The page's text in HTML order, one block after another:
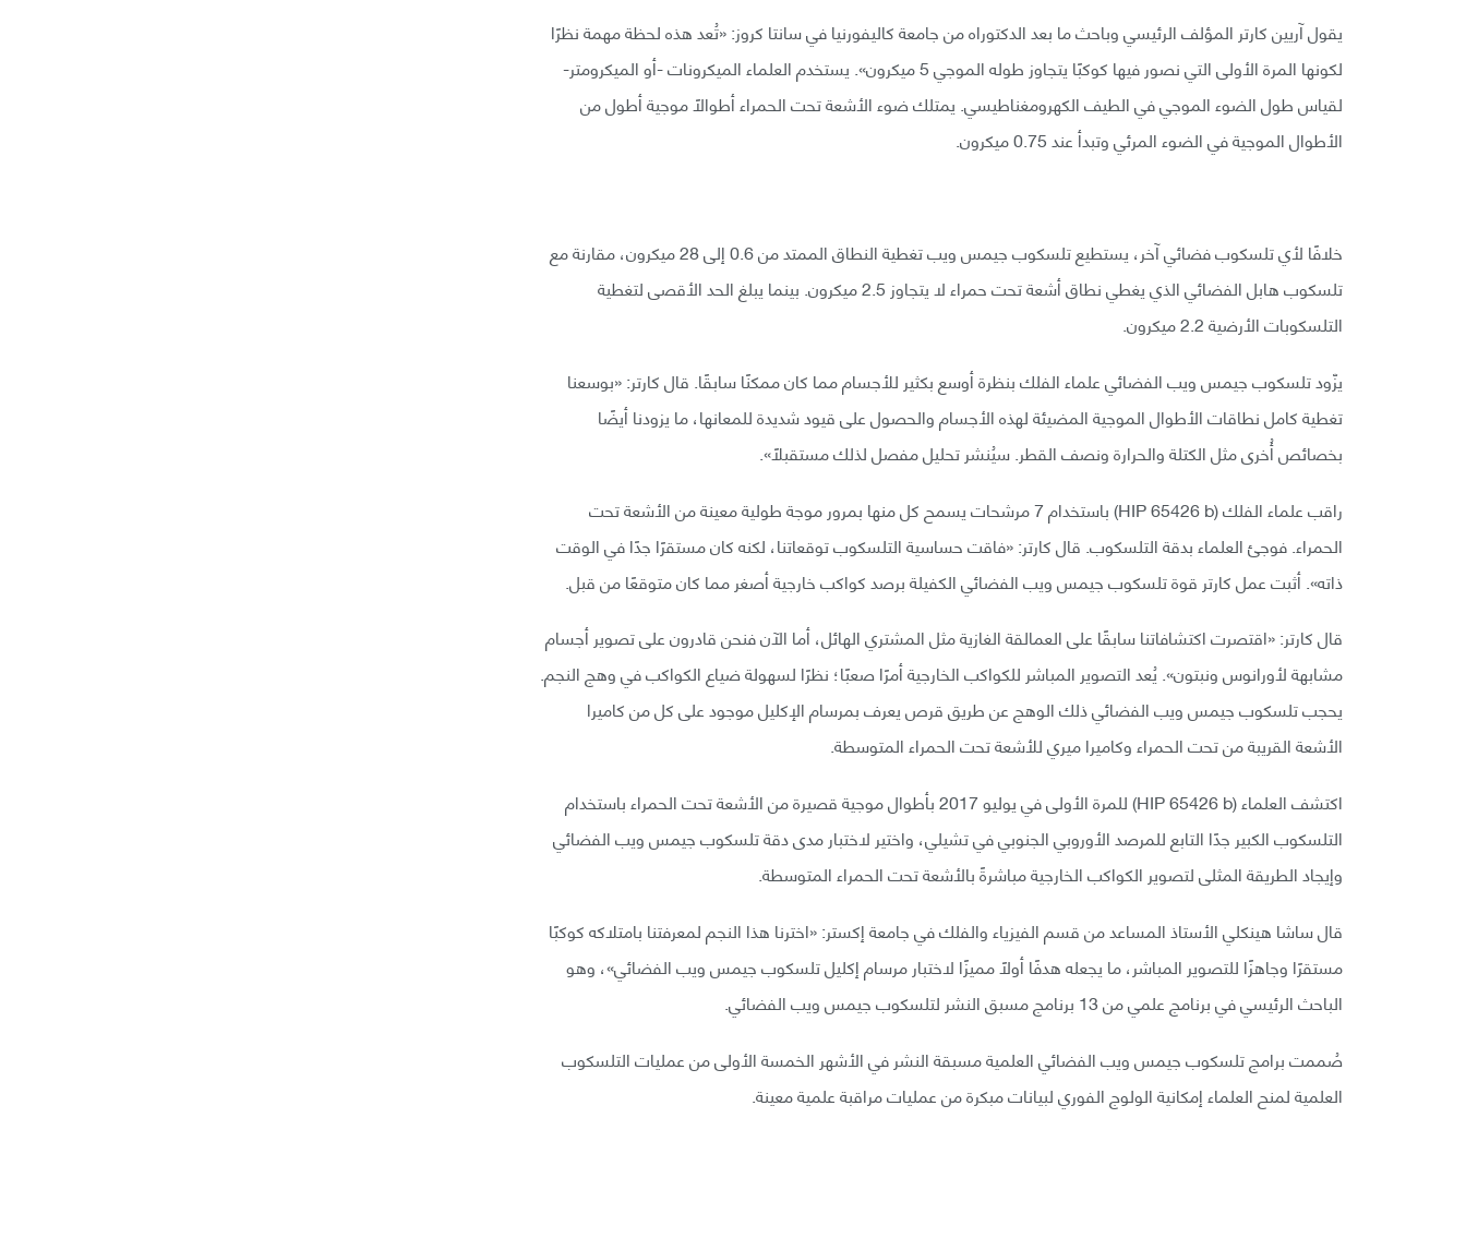
يقول آريين كارتر المؤلف الرئيسي وباحث ما بعد الدكتوراه من جامعة كاليفورنيا في سانتا كروز: «تُعد هذه لحظة مهمة نظرًا
لكونها المرة الأولى التي نصور فيها كوكبًا يتجاوز طوله الموجي 5 ميكرون». يستخدم العلماء الميكرونات -أو الميكرومتر-
لقياس طول الضوء الموجي في الطيف الكهرومغناطيسي. يمتلك ضوء الأشعة تحت الحمراء أطوالًا موجية أطول من
الأطوال الموجية في الضوء المرئي وتبدأ عند 0.75 ميكرون.
خلافًا لأي تلسكوب فضائي آخر، يستطيع تلسكوب جيمس ويب تغطية النطاق الممتد من 0.6 إلى 28 ميكرون، مقارنة مع
تلسكوب هابل الفضائي الذي يغطي نطاق أشعة تحت حمراء لا يتجاوز 2.5 ميكرون. بينما يبلغ الحد الأقصى لتغطية
التلسكوبات الأرضية 2.2 ميكرون.
يزّود تلسكوب جيمس ويب الفضائي علماء الفلك بنظرة أوسع بكثير للأجسام مما كان ممكنًا سابقًا. قال كارتر: «بوسعنا
تغطية كامل نطاقات الأطوال الموجية المضيئة لهذه الأجسام والحصول على قيود شديدة للمعانها، ما يزودنا أيضًا
بخصائص أُخرى مثل الكتلة والحرارة ونصف القطر. سيُنشر تحليل مفصل لذلك مستقبلًا».
راقب علماء الفلك (HIP 65426 b) باستخدام 7 مرشحات يسمح كل منها بمرور موجة طولية معينة من الأشعة تحت
الحمراء. فوجئ العلماء بدقة التلسكوب. قال كارتر: «فاقت حساسية التلسكوب توقعاتنا، لكنه كان مستقرًا جدًا في الوقت
ذاته». أثبت عمل كارتر قوة تلسكوب جيمس ويب الفضائي الكفيلة برصد كواكب خارجية أصغر مما كان متوقعًا من قبل.
قال كارتر: «اقتصرت اكتشافاتنا سابقًا على العمالقة الغازية مثل المشتري الهائل، أما الآن فنحن قادرون على تصوير أجسام
مشابهة لأورانوس ونبتون». يُعد التصوير المباشر للكواكب الخارجية أمرًا صعبًا؛ نظرًا لسهولة ضياع الكواكب في وهج النجم.
يحجب تلسكوب جيمس ويب الفضائي ذلك الوهج عن طريق قرص يعرف بمرسام الإكليل موجود على كل من كاميرا
الأشعة القريبة من تحت الحمراء وكاميرا ميري للأشعة تحت الحمراء المتوسطة.
اكتشف العلماء (HIP 65426 b) للمرة الأولى في يوليو 2017 بأطوال موجية قصيرة من الأشعة تحت الحمراء باستخدام
التلسكوب الكبير جدًا التابع للمرصد الأوروبي الجنوبي في تشيلي، واختير لاختبار مدى دقة تلسكوب جيمس ويب الفضائي
وإيجاد الطريقة المثلى لتصوير الكواكب الخارجية مباشرةً بالأشعة تحت الحمراء المتوسطة.
قال ساشا هينكلي الأستاذ المساعد من قسم الفيزياء والفلك في جامعة إكستر: «اخترنا هذا النجم لمعرفتنا بامتلاكه كوكبًا
مستقرًا وجاهزًا للتصوير المباشر، ما يجعله هدفًا أولًا مميزًا لاختبار مرسام إكليل تلسكوب جيمس ويب الفضائي»، وهو
الباحث الرئيسي في برنامج علمي من 13 برنامج مسبق النشر لتلسكوب جيمس ويب الفضائي.
صُممت برامج تلسكوب جيمس ويب الفضائي العلمية مسبقة النشر في الأشهر الخمسة الأولى من عمليات التلسكوب
العلمية لمنح العلماء إمكانية الولوج الفوري لبيانات مبكرة من عمليات مراقبة علمية معينة.